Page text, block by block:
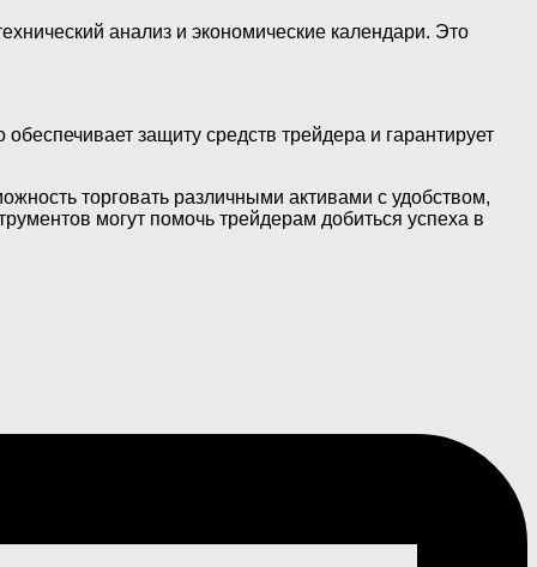
анализ и экономические календари. Это
защиту средств трейдера и гарантирует
торговать различными активами с удобством,
могут помочь трейдерам добиться успеха в